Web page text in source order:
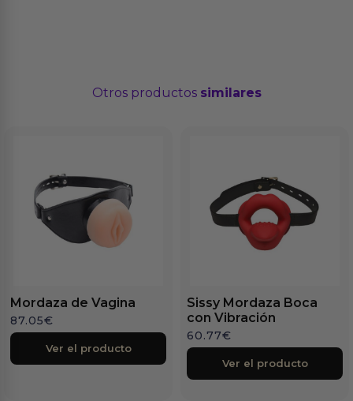
Otros productos similares
Mordaza de Vagina
87.05€
Ver el producto
Sissy Mordaza Boca
con Vibración
60.77€
Ver el producto